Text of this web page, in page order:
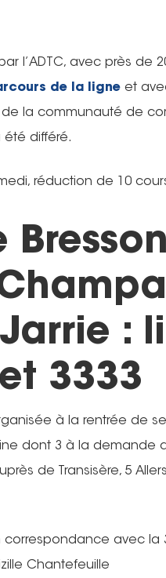
l’ADTC, avec près de
de la ligne et
la communauté de
différé.
réduction de 10
:
3333
à la rentrée de
dont 3 à la demande
de Transisère, 5
correspondance avec la
Chantefeuille